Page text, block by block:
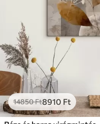
14850Ft8910 Ft